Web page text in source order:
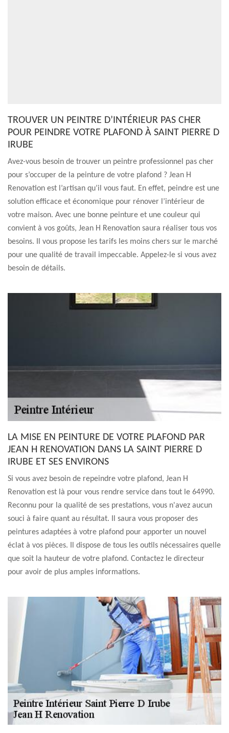
TROUVER UN PEINTRE D’INTÉRIEUR PAS CHER
POUR PEINDRE VOTRE PLAFOND À SAINT PIERRE D
IRUBE
Avez-vous besoin de trouver un peintre professionnel pas cher
pour s’occuper de la peinture de votre plafond ? Jean H
Renovation est l’artisan qu’il vous faut. En effet, peindre est une
solution efficace et économique pour rénover l’intérieur de
votre maison. Avec une bonne peinture et une couleur qui
convient à vos goûts, Jean H Renovation saura réaliser tous vos
besoins. Il vous propose les tarifs les moins chers sur le marché
pour une qualité de travail impeccable. Appelez-le si vous avez
besoin de détails.
LA MISE EN PEINTURE DE VOTRE PLAFOND PAR
JEAN H RENOVATION DANS LA SAINT PIERRE D
IRUBE ET SES ENVIRONS
Si vous avez besoin de repeindre votre plafond, Jean H
Renovation est là pour vous rendre service dans tout le 64990.
Reconnu pour la qualité de ses prestations, vous n'avez aucun
souci à faire quant au résultat. Il saura vous proposer des
peintures adaptées à votre plafond pour apporter un nouvel
éclat à vos pièces. Il dispose de tous les outils nécessaires quelle
que soit la hauteur de votre plafond. Contactez le directeur
pour avoir de plus amples informations.